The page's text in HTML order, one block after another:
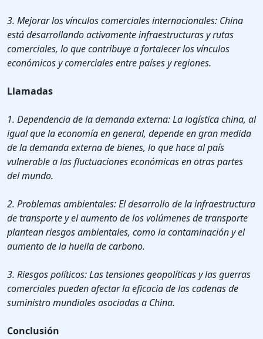
3. Mejorar los vínculos comerciales internacionales: China
está desarrollando activamente infraestructuras y rutas
comerciales, lo que contribuye a fortalecer los vínculos
económicos y comerciales entre países y regiones.
Llamadas
1. Dependencia de la demanda externa: La logística china, al
igual que la economía en general, depende en gran medida
de la demanda externa de bienes, lo que hace al país
vulnerable a las fluctuaciones económicas en otras partes
del mundo.
2. Problemas ambientales: El desarrollo de la infraestructura
de transporte y el aumento de los volúmenes de transporte
plantean riesgos ambientales, como la contaminación y el
aumento de la huella de carbono.
3. Riesgos políticos: Las tensiones geopolíticas y las guerras
comerciales pueden afectar la eficacia de las cadenas de
suministro mundiales asociadas a China.
Conclusión